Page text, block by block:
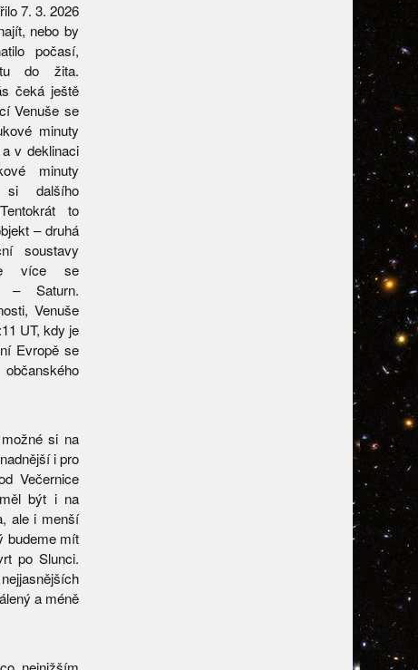
7. 3. 2026
nebo by
počasí,
do žita.
čeká ještě
Venuše se
minuty
v deklinaci
minuty
dalšího
to
– druhá
soustavy
více se
– Saturn.
Venuše
UT, kdy je
Evropě se
si na
i pro
Večernice
být i na
ale i menší
budeme mít
po Slunci.
a méně